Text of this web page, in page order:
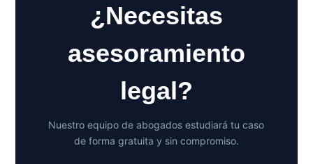
¿Necesitas
asesoramiento
legal?
Nuestro equipo de abogados estudiará tu caso
de forma gratuita y sin compromiso.